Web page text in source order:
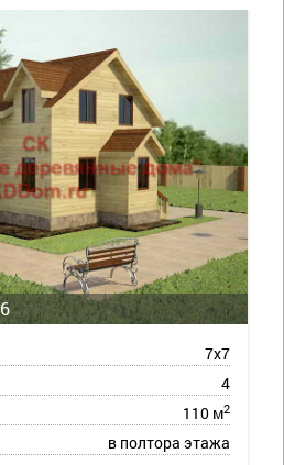
7х7
4
110 м2
в полтора этажа